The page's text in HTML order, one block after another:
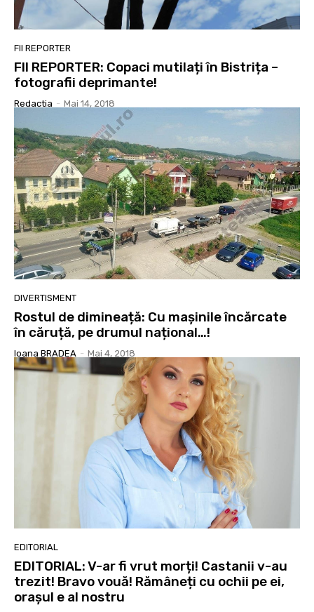
FII REPORTER
FII REPORTER: Copaci mutilați în Bistrița –
fotografii deprimante!
Redactia - Mai 14, 2018
DIVERTISMENT
Rostul de dimineață: Cu mașinile încărcate
în căruță, pe drumul național…!
Ioana BRADEA - Mai 4, 2018
EDITORIAL
EDITORIAL: V-ar fi vrut morți! Castanii v-au
trezit! Bravo vouă! Rămâneți cu ochii pe ei,
orașul e al nostru